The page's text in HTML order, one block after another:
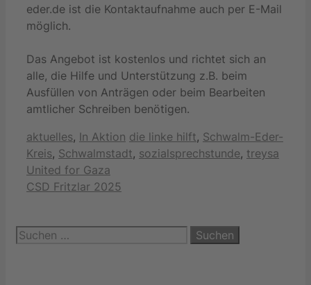
eder.de ist die Kontaktaufnahme auch per E-Mail
möglich.
Das Angebot ist kostenlos und richtet sich an
alle, die Hilfe und Unterstützung z.B. beim
Ausfüllen von Anträgen oder beim Bearbeiten
amtlicher Schreiben benötigen.
Kategorien
aktuelles, In Aktion Schlagwörter
die linke hilft, Schwalm-Eder-
Kreis, Schwalmstadt, sozialsprechstunde, treysa
United for Gaza
CSD Fritzlar 2025
Suchen
nach: